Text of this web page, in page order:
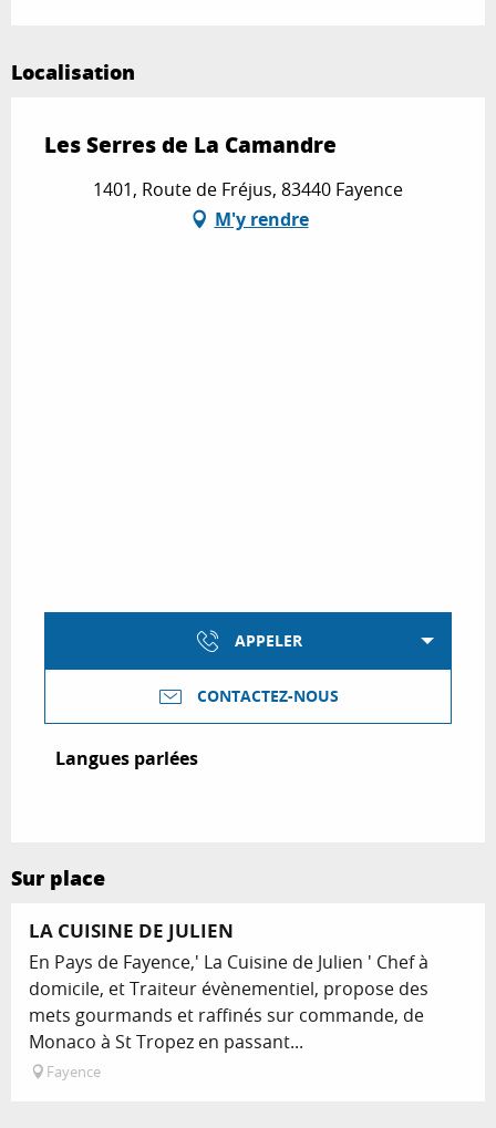
Localisation
Les Serres de La Camandre
1401, Route de Fréjus, 83440 Fayence
M'y rendre
APPELER
CONTACTEZ-NOUS
Langues parlées
Langues parlées
Sur place
LA CUISINE DE JULIEN
En Pays de Fayence,' La Cuisine de Julien ' Chef à
domicile, et Traiteur évènementiel, propose des
mets gourmands et raffinés sur commande, de
Monaco à St Tropez en passant...
Fayence